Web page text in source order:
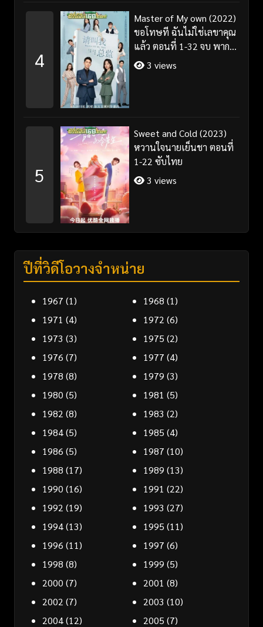
4
Master of My own (2022)
ขอโทษที ฉันไม่ใช่เลขาคุณ
แล้ว ตอนที่ 1-32 จบ พากย์
ไทย/ซับไทย
3 views
5
Sweet and Cold (2023)
หวานใจนายเย็นชา ตอนที่
1-22 ซับไทย
3 views
ปีที่วิดีโอวางจำหน่าย
1967 (1) 1968 (1)
1971 (4) 1972 (6)
1973 (3) 1975 (2)
1976 (7) 1977 (4)
1978 (8) 1979 (3)
1980 (5) 1981 (5)
1982 (8) 1983 (2)
1984(5) 1985 (4)
1986 (5) 1987 (10)
1988 (17) 1989 (13)
1990 (16) 1991 (22)
1992 (19) 1993 (27)
1994(13) 1995 (11)
1996 (11) 1997 (6)
1998 (8) 1999 (5)
2000 (7) 2001 (8)
2002 (7) 2003 (10)
2004(12) 2005 (7)